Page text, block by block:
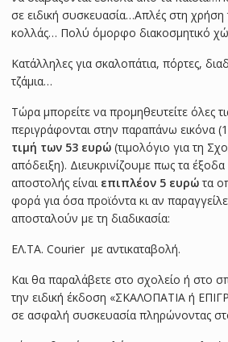
σε ειδική συσκευασία…Απλές στη χρήση
κολλάς… Πολύ όμορφο διακοσμητικό
Κατάλληλες για σκαλοπάτια, πόρτες,
τζάμια…
Τώρα μπορείτε να προμηθευτείτε όλες
περιγράφονται στην παραπάνω εικόνα
τιμή των 53 ευρώ(τιμολόγιο για τη
απόδειξη). Διευκρινίζουμε πως τα έξοδα
αποστολής είναι επιπλέον 5 ευρώτα
φορά για όσα προϊόντα κι αν
αποσταλούν με τη διαδικασία:
ΕΛ.ΤΑ. Courier με αντικαταβολή.
Και θα παραλάβετε στο σχολείο ή στο
την ειδική έκδοση «ΣΚΑΛΟΠΑΤΙΑ ή
σε ασφαλή συσκευασία πληρώνοντας